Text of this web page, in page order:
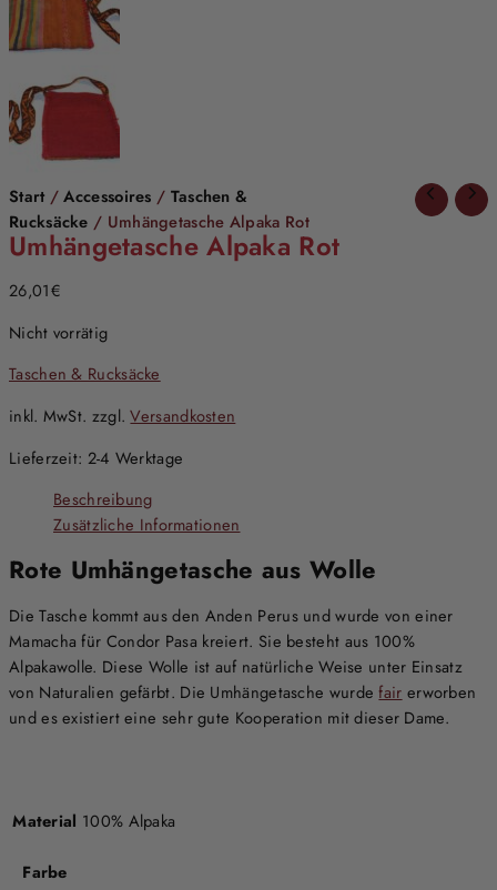
Start /Accessoires / Taschen &
Rucksäcke / Umhängetasche Alpaka Rot
Umhängetasche Alpaka Rot
26,01€
Nicht vorrätig
Taschen & Rucksäcke
inkl. MwSt. zzgl.Versandkosten
Lieferzeit: 2-4 Werktage
Beschreibung
Zusätzliche Informationen
Rote Umhängetasche aus Wolle
Die Tasche kommt aus den Anden Perus und wurde von einer
Mamacha für Condor Pasa kreiert. Sie besteht aus 100%
Alpakawolle. Diese Wolle ist auf natürliche Weise unter Einsatz
von Naturalien gefärbt. Die Umhängetasche wurdefair erworben
und es existiert eine sehr gute Kooperation mit dieser Dame.
Material 100% Alpaka
Farbe